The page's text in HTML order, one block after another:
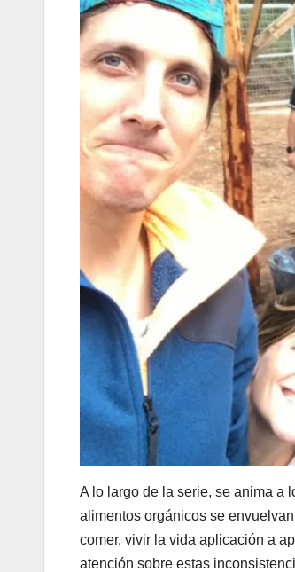
A lo largo de la serie, se anima a
alimentos orgánicos se
comer, vivir la vida aplicación a
atención sobre estas